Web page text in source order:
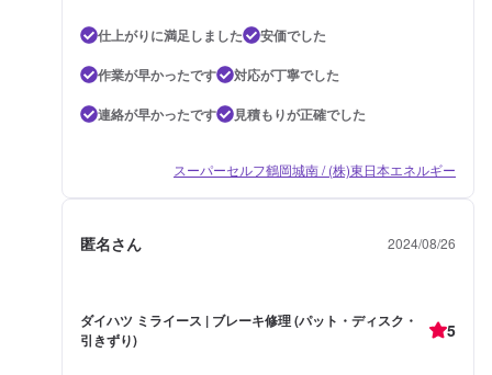
仕上がりに満足しました
安価でした
作業が早かったです
対応が丁寧でした
連絡が早かったです
見積もりが正確でした
スーパーセルフ鶴岡城南 / (株)東日本エネルギー
匿名さん 2024/08/26
ダイハツ ミライース | ブレーキ修理 (パット・ディスク・
引きずり)
5